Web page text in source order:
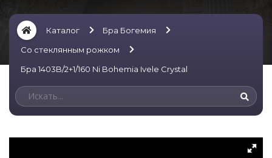
Каталог
Бра Богемия
Со стеклянным рожком
Бра 1403B/2+1/160 Ni Bohemia Ivele Crystal